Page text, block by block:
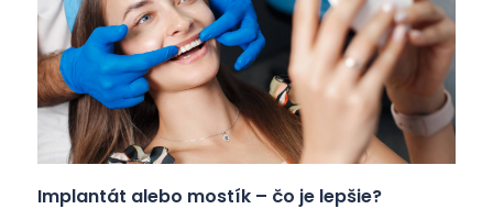
Implantát alebo mostík – čo je lepšie?